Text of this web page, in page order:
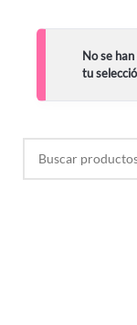
No se
tu